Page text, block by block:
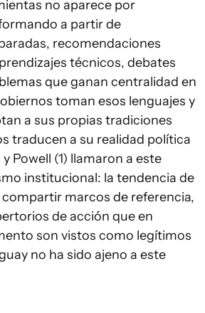
no aparece por
a partir de
recomendaciones
técnicos, debates
que ganan centralidad en
toman esos lenguajes y
a sus propias tradiciones
traducen a su realidad política
Powell (1) llamaron a este
institucional: la tendencia de
marcos de referencia,
de acción que en
son vistos como legítimos
no ha sido ajeno a este